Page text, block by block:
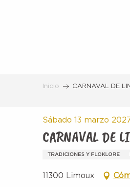
Inicio CARNAVAL DE
Sábado 13 marzo
CARNAVAL DE
TRADICIONES Y FLOKLORE
11300 Limoux